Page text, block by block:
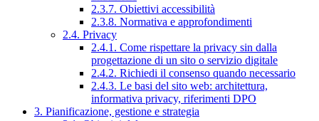
2.3.7. Obiettivi accessibilità
2.3.8. Normativa e approfondimenti
2.4. Privacy
2.4.1. Come rispettare la privacy sin dalla
progettazione di un sito o servizio digitale
2.4.2. Richiedi il consenso quando necessario
2.4.3. Le basi del sito web: architettura,
informativa privacy, riferimenti DPO
3. Pianificazione, gestione e strategia